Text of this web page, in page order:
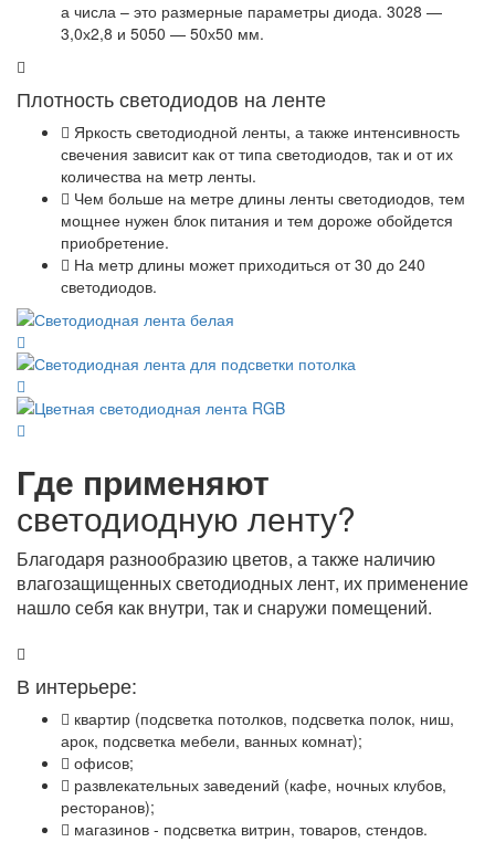
а числа – это размерные параметры диода. 3028 —
3,0х2,8 и 5050 — 50х50 мм.
Плотность светодиодов на ленте
Яркость светодиодной ленты, а также интенсивность
свечения зависит как от типа светодиодов, так и от их
количества на метр ленты.
Чем больше на метре длины ленты светодиодов, тем
мощнее нужен блок питания и тем дороже обойдется
приобретение.
На метр длины может приходиться от 30 до 240
светодиодов.
Где применяют
светодиодную ленту?
Благодаря разнообразию цветов, а также наличию
влагозащищенных светодиодных лент, их применение
нашло себя как внутри, так и снаружи помещений.
В интерьере:
квартир (подсветка потолков, подсветка полок, ниш,
арок, подсветка мебели, ванных комнат);
офисов;
развлекательных заведений (кафе, ночных клубов,
ресторанов);
магазинов - подсветка витрин, товаров, стендов.